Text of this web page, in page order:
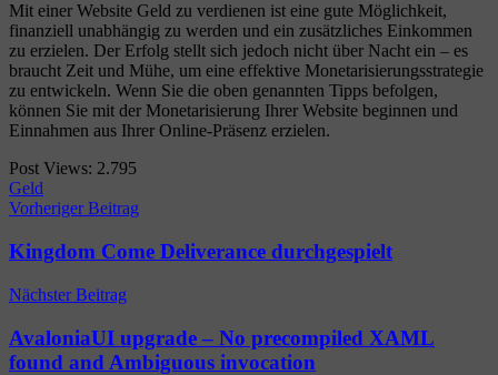
Mit einer Website Geld zu verdienen ist eine gute Möglichkeit,
finanziell unabhängig zu werden und ein zusätzliches Einkommen
zu erzielen. Der Erfolg stellt sich jedoch nicht über Nacht ein – es
braucht Zeit und Mühe, um eine effektive Monetarisierungsstrategie
zu entwickeln. Wenn Sie die oben genannten Tipps befolgen,
können Sie mit der Monetarisierung Ihrer Website beginnen und
Einnahmen aus Ihrer Online-Präsenz erzielen.
Post Views: 2.795
Geld
Beitragsnavigation
Vorheriger Beitrag
Kingdom Come Deliverance durchgespielt
Nächster Beitrag
AvaloniaUI upgrade – No precompiled XAML
found and Ambiguous invocation